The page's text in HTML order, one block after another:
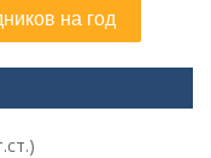
на год